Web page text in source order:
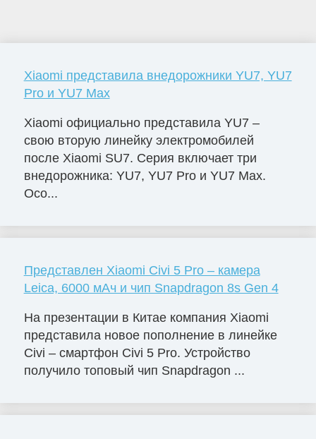
Xiaomi представила внедорожники YU7, YU7
Pro и YU7 Max
Xiaomi официально представила YU7 –
свою вторую линейку электромобилей
после Xiaomi SU7. Серия включает три
внедорожника: YU7, YU7 Pro и YU7 Max.
Осо...
Представлен Xiaomi Civi 5 Pro – камера
Leica, 6000 мАч и чип Snapdragon 8s Gen 4
На презентации в Китае компания Xiaomi
представила новое пополнение в линейке
Civi – смартфон Civi 5 Pro. Устройство
получило топовый чип Snapdragon ...